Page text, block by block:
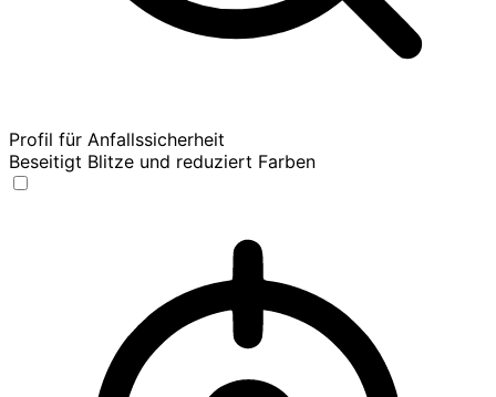
Profil für Anfallssicherheit
Beseitigt Blitze und reduziert Farben